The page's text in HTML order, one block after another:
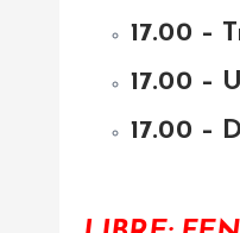
17.00 –
17.00 –
17.00 –